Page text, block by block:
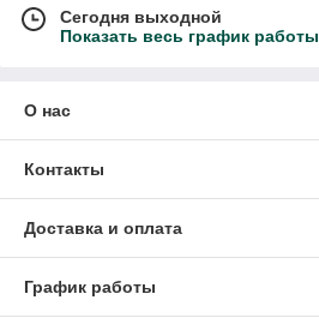
Сегодня выходной
Показать весь график работы
О нас
Контакты
Доставка и оплата
График работы